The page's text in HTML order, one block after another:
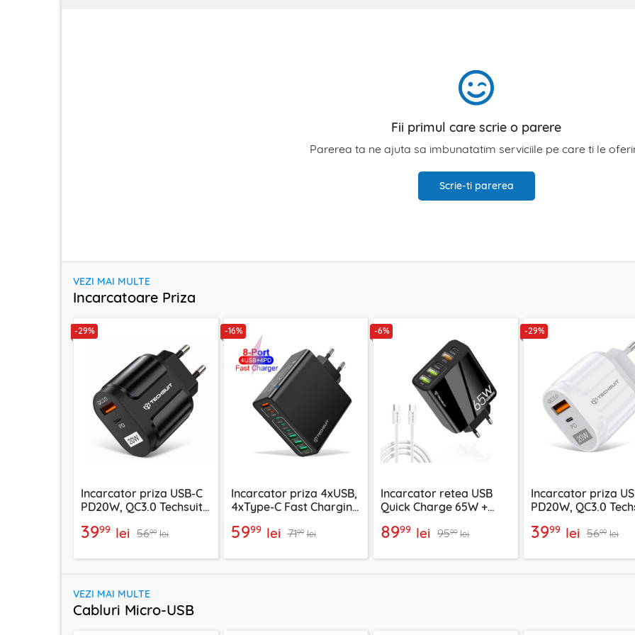
Fii primul care scrie o parere
Parerea ta ne ajuta sa imbunatatim serviciile pe care ti le
Scrie-ti parerea
VEZI MAI MULTE
Incarcatoare Priza
-29%
Incarcator priza USB-C
PD20W, QC3.0 Techsuit
CHPD038
3999 lei 5699 lei
-16%
Incarcator priza 4xUSB,
4xType-C Fast Charging
negru, CHPD224
5999 lei 7199 lei
-6%
Incarcator retea USB
Quick Charge 65W +
negru, CHC2
8999 lei 9599 lei
-29%
Incarcator priza
PD20W, QC3.0
CHPD038
3999 lei 5699 lei
VEZI MAI MULTE
Cabluri Micro-USB